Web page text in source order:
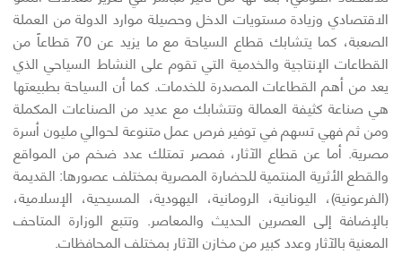
الاقتصادي وزيادة مستويات الدخل وحصيلة موارد الدولة من العملة
الصعبة، كما يتشابك قطاع السياحة مع ما يزيد عن 70 قطاعاً من
القطاعات الإنتاجية والخدمية التي تقوم على النشاط السياحي الذي
يعد من أهم القطاعات المصدرة للخدمات. كما أن السياحة بطبيعتها
هي صناعة كثيفة العمالة وتتشابك مع عديد من الصناعات المكملة
ومن ثم فهي تسهم في توفير فرص عمل متنوعة لحوالي مليون أسرة
مصرية. أما عن قطاع الآثار، فمصر تمتلك عدد ضخم من المواقع
والقطع الأثرية المنتمية للحضارة المصرية بمختلف عصورها: القديمة
(الفرعونية)، اليونانية، الرومانية، اليهودية، المسيحية، الإسلامية،
بالإضافة إلى العصرين الحديث والمعاصر. وتتبع الوزارة المتاحف
المعنية بالآثار وعدد كبير من مخازن الآثار بمختلف المحافظات.